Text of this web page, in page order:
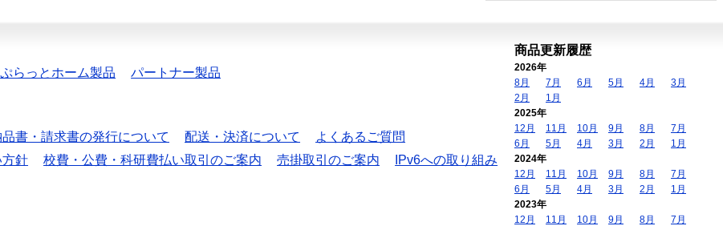
ぷらっとホーム製品 パートナー製品
品書・請求書の発行について 配送・決済について
よくあるご質問
針 校費・公費・科研費払い取引のご案内 売掛取引のご案内
IPv6への取り組み
商品更新履歴
2026年
8月
7月 6月 5月 4月
3月
2月
1月
2025年
12月
11月 10月 9月 8月
7月
6月
5月 4月 3月 2月
1月
2024年
12月
11月 10月 9月 8月
7月
6月
5月 4月 3月 2月
1月
2023年
12月
11月 10月 9月 8月
7月